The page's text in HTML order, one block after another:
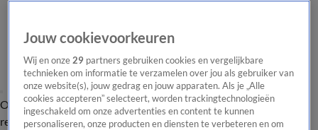
Overzicht Laatste nieuws Regionieuws Het beste van Hart
Tip de
redactie
Jouw cookievoorkeuren
Wij en onze29 partners gebruiken cookies en vergelijkbare
technieken om informatie te verzamelen over jou als gebruiker van
onze website(s), jouw gedrag en jouw apparaten. Als je „Alle
cookies accepteren” selecteert, worden trackingtechnologieën
ingeschakeld om onze advertenties en content te kunnen
personaliseren, onze producten en diensten te verbeteren en om